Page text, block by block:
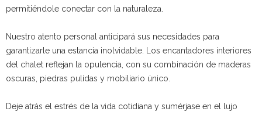
permitiéndole conectar con la naturaleza.
Nuestro atento personal anticipará sus necesidades para
garantizarle una estancia inolvidable. Los encantadores interiores
del chalet reflejan la opulencia, con su combinación de maderas
oscuras, piedras pulidas y mobiliario único.
Deje atrás el estrés de la vida cotidiana y sumérjase en el lujo